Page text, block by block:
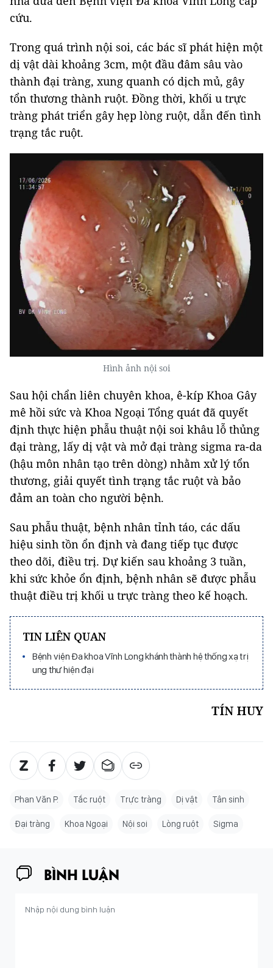
cứu.
Trong quá trình nội soi, các bác sĩ phát hiện một
dị vật dài khoảng 3cm, một đầu đâm sâu vào
thành đại tràng, xung quanh có dịch mủ, gây
tổn thương thành ruột. Đồng thời, khối u trực
tràng phát triển gây hẹp lòng ruột, dẫn đến tình
trạng tắc ruột.
Hình ảnh nội soi
Sau hội chẩn liên chuyên khoa, ê-kíp Khoa Gây
mê hồi sức và Khoa Ngoại Tổng quát đã quyết
định thực hiện phẫu thuật nội soi khâu lỗ thủng
đại tràng, lấy dị vật và mở đại tràng sigma ra-da
(hậu môn nhân tạo trên dòng) nhằm xử lý tổn
thương, giải quyết tình trạng tắc ruột và bảo
đảm an toàn cho người bệnh.
Sau phẫu thuật, bệnh nhân tỉnh táo, các dấu
hiệu sinh tồn ổn định và đang tiếp tục được
theo dõi, điều trị. Dự kiến sau khoảng 3 tuần,
khi sức khỏe ổn định, bệnh nhân sẽ được phẫu
thuật điều trị khối u trực tràng theo kế hoạch.
TIN LIÊN QUAN
Bệnh viện Đa khoa Vĩnh Long khánh thành hệ thống xạ trị
ung thư hiện đại
TÍN HUY
Phan Văn P. Tắc ruột Trực tràng Dị vật Tân sinh
Đại tràng Khoa Ngoại Nội soi Lòng ruột Sigma
BÌNH LUẬN